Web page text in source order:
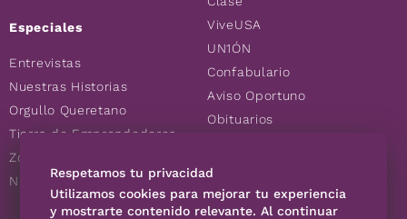
Especiales
Entrevistas
Nuestras Historias
Orgullo Queretano
Tierra de Emprendedores
Zoociales
Nuevos Queretanos
ViveUSA
UN1ÓN
Confabulario
Aviso Oportuno
Obituarios
Consultas
Respetamos tu privacidad
Utilizamos cookies para mejorar tu experiencia
y mostrarte contenido relevante. Al continuar